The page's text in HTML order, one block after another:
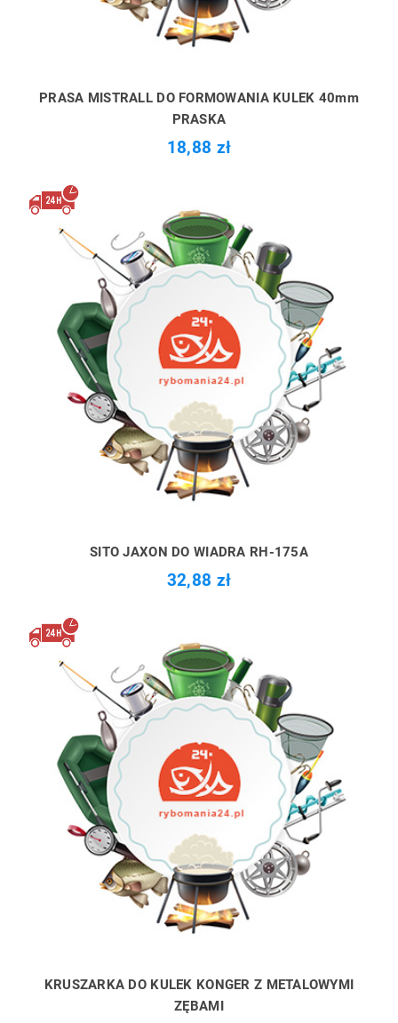
PRASA MISTRALL DO FORMOWANIA KULEK 40mm
PRASKA
18,88 zł
SITO JAXON DO WIADRA RH-175A
32,88 zł
KRUSZARKA DO KULEK KONGER Z METALOWYMI
ZĘBAMI